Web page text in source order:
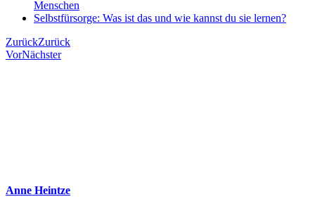
Menschen
Selbstfürsorge: Was ist das und wie kannst du sie lernen?
ZurückZurück
VorNächster
Anne Heintze